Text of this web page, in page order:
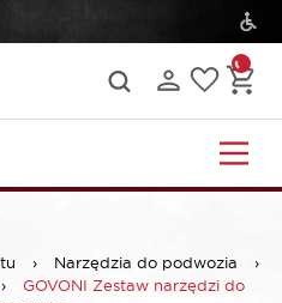
› Narzędzia do podwozia
›
›
GOVONI Zestaw narzędzi do